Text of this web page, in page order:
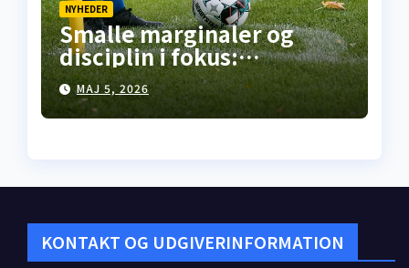
NYHEDER
Smalle marginaler og
disciplin i fokus:
Premiership-runde 35
åbner med kneben
hjemme­sejr i Falkirk
MAJ 5, 2026
KONTAKT OG UDGIVERINFORMATION